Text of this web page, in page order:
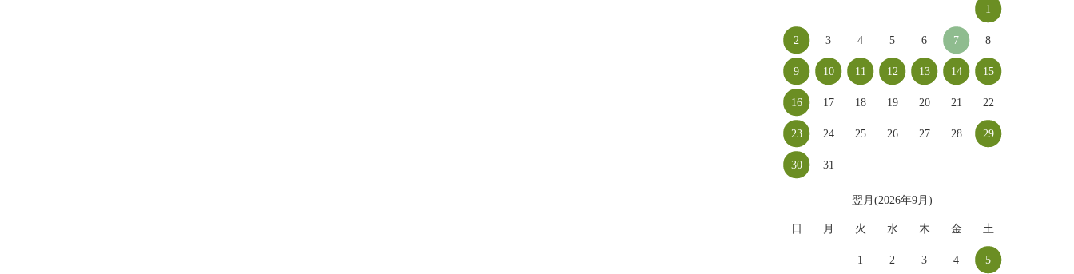
1
2 3 4 5 6 7 8
9 10 11 12 13 14 15
16 17 18 19 20 21 22
23 24 25 26 27 28 29
30 31
翌月(2026年9月)
日 月 火 水 木 金 土
1 2 3 4 5